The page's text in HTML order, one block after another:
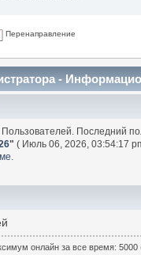
Перенаправление
-
Последний
" ( Июль 06, 2026, 03:54:17
онлайн за все время: